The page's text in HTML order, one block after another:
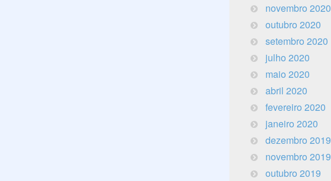
novembro 2020
outubro 2020
setembro 2020
julho 2020
maio 2020
abril 2020
fevereiro 2020
janeiro 2020
dezembro 2019
novembro 2019
outubro 2019